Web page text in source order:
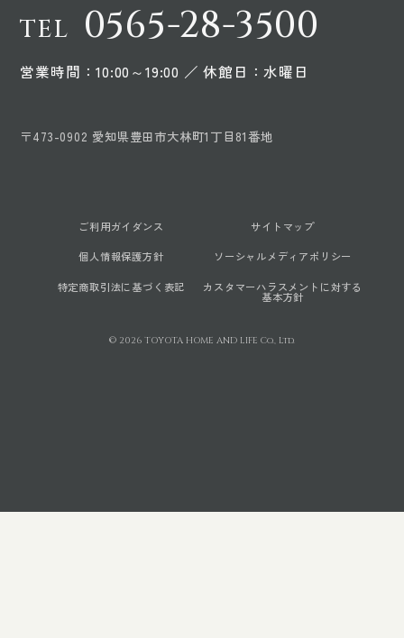
TEL 0565-28-3500
営業時間：10:00～19:00 ／ 休館日：水曜日
〒473-0902 愛知県豊田市大林町1丁目81番地
ご利用ガイダンス サイトマップ
個人情報保護方針 ソーシャルメディアポリシー
特定商取引法に基づく表記 カスタマーハラスメントに対する
基本方針
© 2026 TOYOTA HOME AND LIFE Co., Ltd.